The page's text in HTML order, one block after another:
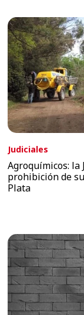
Judiciales
Agroquímicos: la
prohibición de
Plata